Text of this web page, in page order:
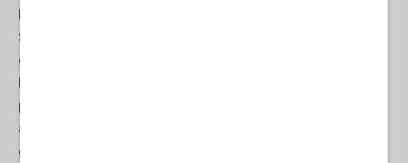
Stati Uniti dovrebbe presentarsi in questo modo in mezzo a un
genocidio e alla minaccia di una conflagrazione regionale in
pericolose provocazioni all'estremità occidentale del Pacifico,
all'invalidante vassallaggio dell'Europa e, a tutto ciò, a
grossolane disuguaglianze in patria che sono la conseguenza di